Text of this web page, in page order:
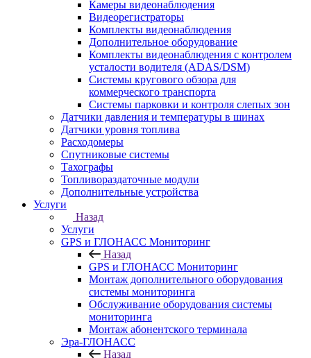
Камеры видеонаблюдения
Видеорегистраторы
Комплекты видеонаблюдения
Дополнительное оборудование
Комплекты видеонаблюдения с контролем
усталости водителя (ADAS/DSM)
Системы кругового обзора для
коммерческого транспорта
Системы парковки и контроля слепых зон
Датчики давления и температуры в шинах
Датчики уровня топлива
Расходомеры
Спутниковые системы
Тахографы
Топливораздаточные модули
Дополнительные устройства
Услуги
Назад
Услуги
GPS и ГЛОНАСС Мониторинг
Назад
GPS и ГЛОНАСС Мониторинг
Монтаж дополнительного оборудования
системы мониторинга
Обслуживание оборудования системы
мониторинга
Монтаж абонентского терминала
Эра-ГЛОНАСС
Назад